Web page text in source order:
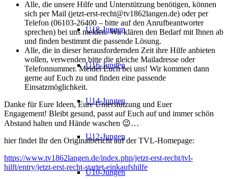
U18-Jungen
U16-Jungen
U14-Jungen
U12-Jungen
U10-Jungen
Alle, die unsere Hilfe und Unterstützung benötigen, können
sich per Mail (jetzt-erst-recht@tv1862langen.de) oder per
Telefon (06103-26400 – bitte auf den Anrufbeantworter
sprechen) bei uns melden. Wir klären den Bedarf mit Ihnen ab
und finden bestimmt die passende Lösung.
Alle, die in dieser herausfordernden Zeit ihre Hilfe anbieten
wollen, verwenden bitte die gleiche Mailadresse oder
Telefonnummer. Meldet Euch bei uns! Wir kommen dann
gerne auf Euch zu und finden eine passende
Einsatzmöglichkeit.
Danke für Eure Ideen, Eure Unterstützung und Euer
Engagement! Bleibt gesund, passt auf Euch auf und immer schön
Abstand halten und Hände waschen 😉…
hier findet Ihr den Originalbericht auf der TVL-Homepage:
https://www.tv1862langen.de/index.php/jetzt-erst-recht/tvl-
hilft/entry/jetzt-erst-recht-startet-einkaufshilfe